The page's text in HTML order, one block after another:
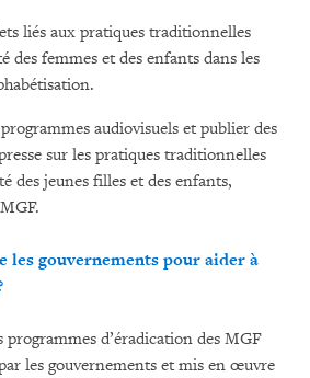
liés aux pratiques traditionnelles
des femmes et des enfants dans les
audiovisuels et publier des
sur les pratiques traditionnelles
des jeunes filles et des enfants,
les gouvernements pour aider à
programmes d’éradication des MGF
les gouvernements et mis en œuvre